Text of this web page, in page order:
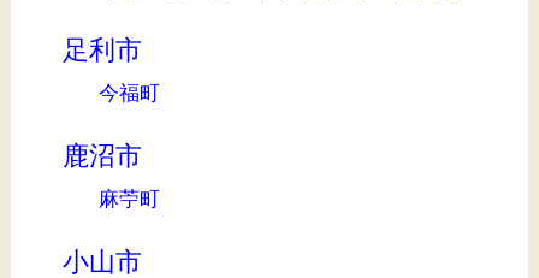
足利市
今福町
鹿沼市
麻苧町
小山市